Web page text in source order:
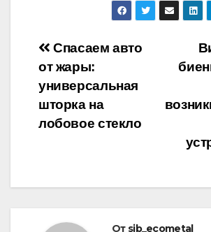
Навигация
по
записям
Спасаем авто
от жары:
универсальная
шторка на
лобовое стекло
От sib_ecometal